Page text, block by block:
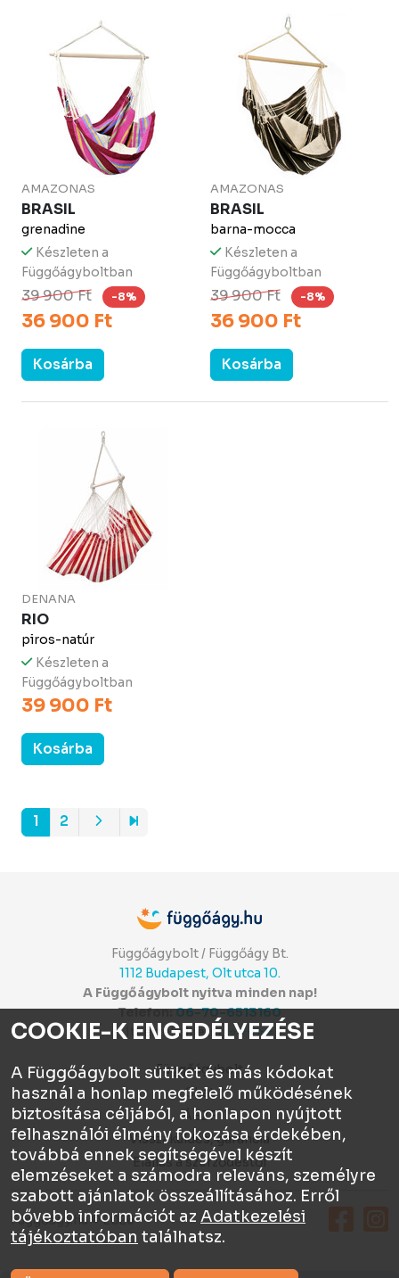
AMAZONAS
BRASIL
grenadine
Készleten a
Függőágyboltban
39 900 Ft -8%
36 900 Ft
Kosárba
AMAZONAS
BRASIL
barna-mocca
Készleten a
Függőágyboltban
39 900 Ft -8%
36 900 Ft
Kosárba
DENANA
RIO
piros-natúr
Készleten a
Függőágyboltban
39 900 Ft
Kosárba
1 2
Függőágybolt / Függőágy Bt.
1112 Budapest, Olt utca 10.
A Függőágybolt nyitva minden nap!
Telefon:06-70-6513160
Itt értékelhetsz:⭐⭐⭐⭐⭐
Függőágybolt
Chat
ÁSZF
Visszaküldés, garancia
Elállás a szerződéstől
Függőágy.hu © 2026
COOKIE-K ENGEDÉLYEZÉSE
A Függőágybolt sütiket és más kódokat
használ a honlap megfelelő működésének
biztosítása céljából, a honlapon nyújtott
felhasználói élmény fokozása érdekében,
továbbá ennek segítségével készít
elemzéseket a számodra releváns, személyre
szabott ajánlatok összeállításához. Erről
bővebb információt az Adatkezelési
tájékoztatóban találhatsz.